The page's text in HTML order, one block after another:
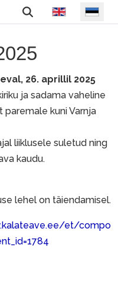
Vali keel
26. aprillil 2025
ja sadama vaheline
paremale kuni Varnja
liiklusele suletud ning
kaudu.
lehel on täiendamisel.
et/compo